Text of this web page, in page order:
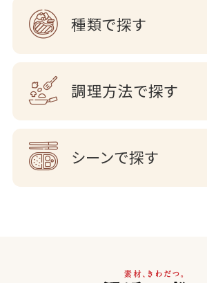
種類で探す
調理方法で探す
シーンで探す